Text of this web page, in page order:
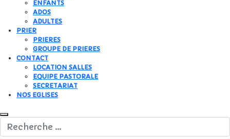
ENFANTS
ADOS
ADULTES
PRIER
PRIERES
GROUPE DE PRIERES
CONTACT
LOCATION SALLES
EQUIPE PASTORALE
SECRETARIAT
NOS EGLISES